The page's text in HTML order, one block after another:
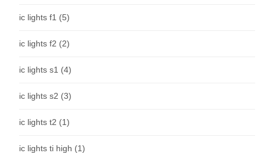
ic lights f1 (5)
ic lights f2 (2)
ic lights s1 (4)
ic lights s2 (3)
ic lights t2 (1)
ic lights ti high (1)